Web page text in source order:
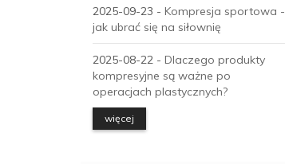
2025-09-23 - Kompresja sportowa -
jak ubrać się na siłownię
2025-08-22 - Dlaczego produkty
kompresyjne są ważne po
operacjach plastycznych?
więcej